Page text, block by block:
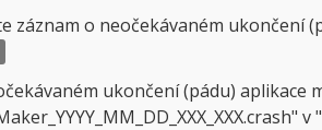
záznam o neočekávaném ukončení
ukončení (pádu)